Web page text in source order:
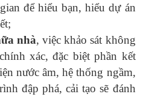
để hiểu bạn, hiểu dự án
nhà, việc khảo sát không
xác, đặc biệt phần kết
nước âm, hệ thống ngầm,
đập phá, cải tạo sẽ đánh